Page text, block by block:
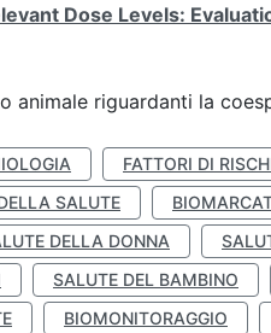
Dose Levels:
animale riguardanti la
FATTORI DI
SALUTE
DELLA DONNA
SALUTE DEL BAMBINO
BIOMONITORAGGIO